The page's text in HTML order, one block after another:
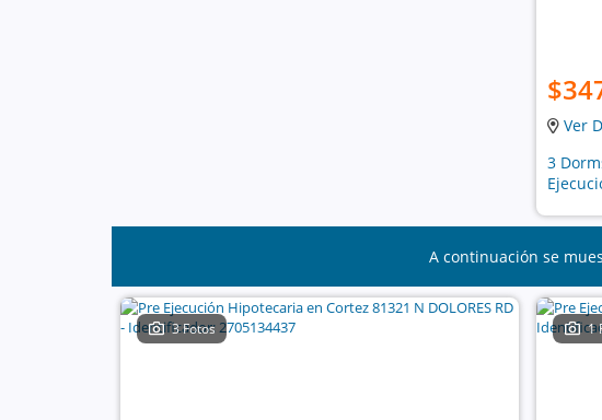
Ver
3
A continuación se
3 Fotos 1